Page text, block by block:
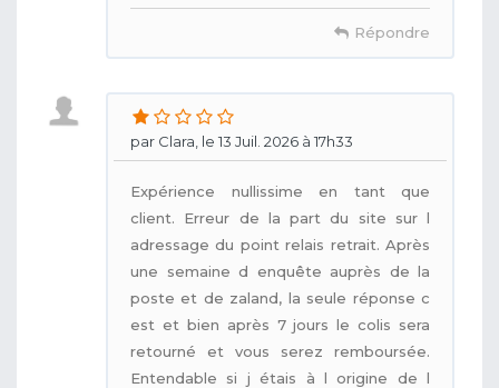
Répondre
par Clara, le 13 Juil. 2026 à 17h33
Expérience nullissime en tant que
client. Erreur de la part du site sur l
adressage du point relais retrait. Après
une semaine d enquête auprès de la
poste et de zaland, la seule réponse c
est et bien après 7 jours le colis sera
retourné et vous serez remboursée.
Entendable si j étais à l origine de l